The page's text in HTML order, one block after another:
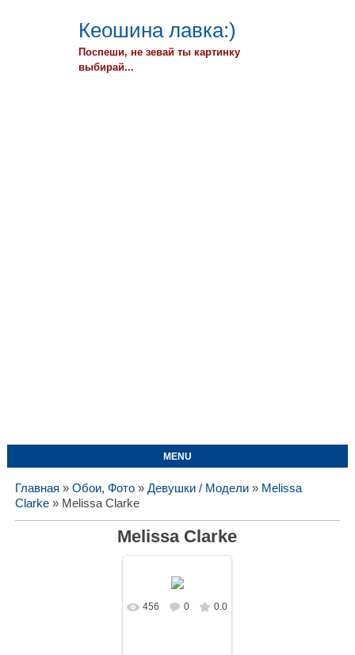
Кеошина лавка:)
Поспеши, не зевай ты картинку
выбирай...
MENU
Главная » Обои, Фото» Девушки / Модели» Melissa
Clarke» Melissa Clarke
Melissa Clarke
В реальном
456 0 0.0